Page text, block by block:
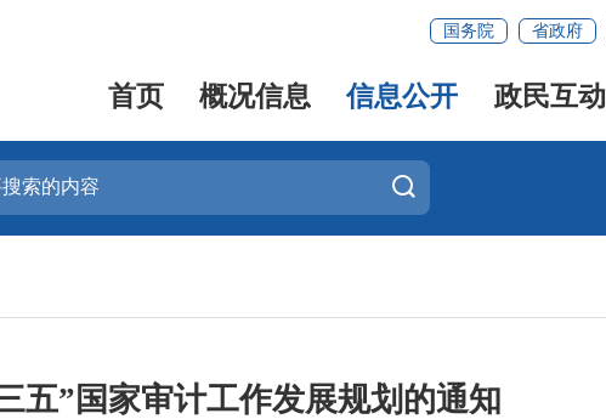
国务院 省政府
首页 概况信息 信息公开 政民互动
五”国家审计工作发展规划的通知